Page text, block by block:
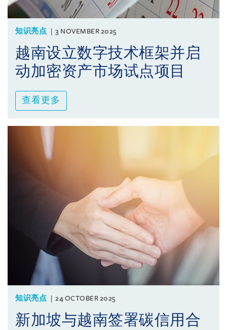
知识亮点 3 NOVEMBER 2025
越南设立数字技术框架并启
动加密资产市场试点项目
查看更多
知识亮点 24 OCTOBER 2025
新加坡与越南签署碳信用合